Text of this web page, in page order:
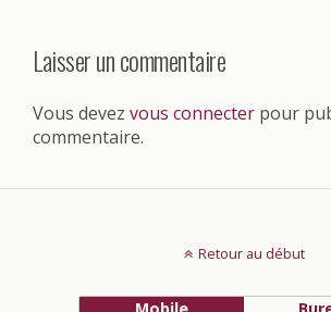
Laisser un commentaire
Vous devez vous connecter pour
commentaire.
Retour au début